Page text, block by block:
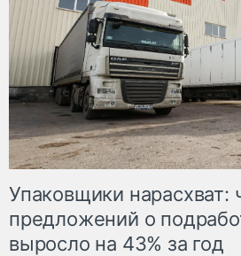
Упаковщики нарасхват:
предложений о
выросло на 43% за год